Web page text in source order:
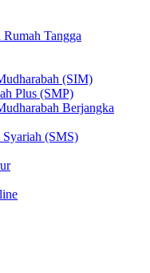
Tangga
(SIM)
Plus (SMP)
Berjangka
(SMS)